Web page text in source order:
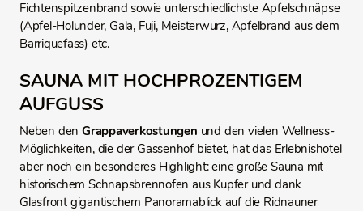
Fichtenspitzenbrand sowie unterschiedlichste Apfelschnäpse
(Apfel-Holunder, Gala, Fuji, Meisterwurz, Apfelbrand aus dem
Barriquefass) etc.
SAUNA MIT HOCHPROZENTIGEM
AUFGUSS
Neben den Grappaverkostungen und den vielen Wellness-
Möglichkeiten, die der Gassenhof bietet, hat das Erlebnishotel
aber noch ein besonderes Highlight: eine große Sauna mit
historischem Schnapsbrennofen aus Kupfer und dank
Glasfront gigantischem Panoramablick auf die Ridnauner